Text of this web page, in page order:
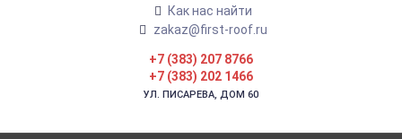
Как нас найти
zakaz@first-roof.ru
+7 (383) 207 8766
+7 (383) 202 1466
УЛ. ПИСАРЕВА, ДОМ 60